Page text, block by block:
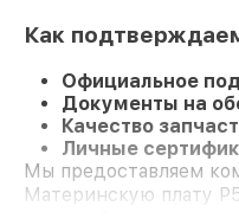
Как
Официальное
Документы на
Качество
Личные
Мы предоставляем
Материнскую плату